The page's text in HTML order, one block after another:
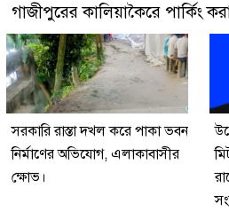
গাজীপুরের কালিয়াকৈরে পার্কিং
সরকারি রাস্তা দখল করে পাকা ভবন
নির্মাণের অভিযোগ, এলাকাবাসীর
ক্ষোভ।